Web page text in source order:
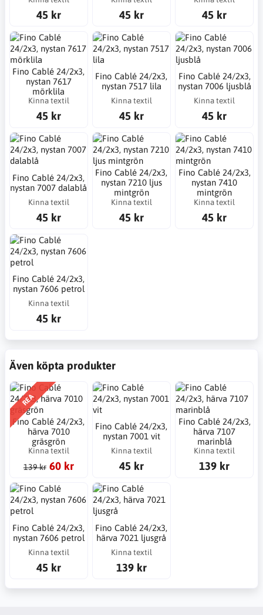
45 kr 45 kr 45 kr
Fino Cablé 24/2x3,
nystan 7617
mörklila
Kinna textil
45 kr
Fino Cablé 24/2x3,
nystan 7517 lila
Kinna textil
45 kr
Fino Cablé 24/2x3,
nystan 7006 ljusblå
Kinna textil
45 kr
Fino Cablé 24/2x3,
nystan 7007 dalablå
Kinna textil
45 kr
Fino Cablé 24/2x3,
nystan 7210 ljus
mintgrön
Kinna textil
45 kr
Fino Cablé 24/2x3,
nystan 7410
mintgrön
Kinna textil
45 kr
Fino Cablé 24/2x3,
nystan 7606 petrol
Kinna textil
45 kr
Även köpta produkter
REA
Fino Cablé 24/2x3,
härva 7010
gräsgrön
Kinna textil
139 kr 60 kr
Fino Cablé 24/2x3,
nystan 7001 vit
Kinna textil
45 kr
Fino Cablé 24/2x3,
härva 7107
marinblå
Kinna textil
139 kr
Fino Cablé 24/2x3,
nystan 7606 petrol
Kinna textil
45 kr
Fino Cablé 24/2x3,
härva 7021 ljusgrå
Kinna textil
139 kr